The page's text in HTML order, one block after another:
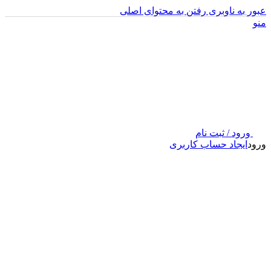
عبور به ناوبری رفتن به محتوای اصلی
منو
ورود / ثبت نام
ورود ایجاد حساب کاربری